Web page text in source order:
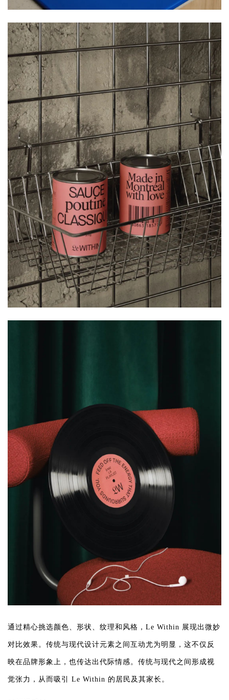
通过精心挑选颜色、形状、纹理和风格，Le Within 展现出微妙
对比效果。传统与现代设计元素之间互动尤为明显，这不仅反
映在品牌形象上，也传达出代际情感。传统与现代之间形成视
觉张力，从而吸引 Le Within 的居民及其家长。